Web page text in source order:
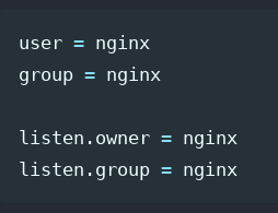
user =
group =
listen.owner =
listen.group =